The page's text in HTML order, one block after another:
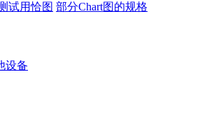
试用恰图 部分Chart图的规格
设备